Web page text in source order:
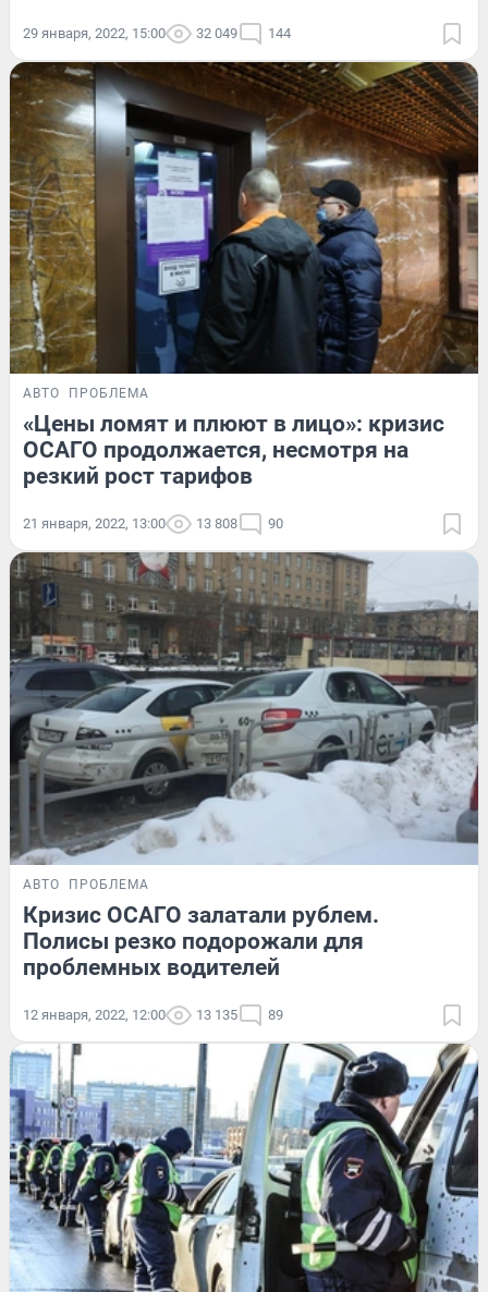
29 января, 2022, 15:00 32 049 144
АВТО ПРОБЛЕМА
«Цены ломят и плюют в лицо»: кризис
ОСАГО продолжается, несмотря на
резкий рост тарифов
21 января, 2022, 13:00 13 808 90
АВТО ПРОБЛЕМА
Кризис ОСАГО залатали рублем.
Полисы резко подорожали для
проблемных водителей
12 января, 2022, 12:00 13 135 89